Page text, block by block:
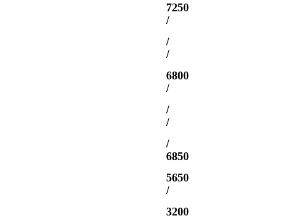
7250
/
/
/
6800
/
/
/
/
6850
5650
/
3200